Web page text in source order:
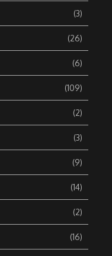
(3)
(26)
(6)
(109)
(2)
(3)
(9)
(14)
(2)
(16)